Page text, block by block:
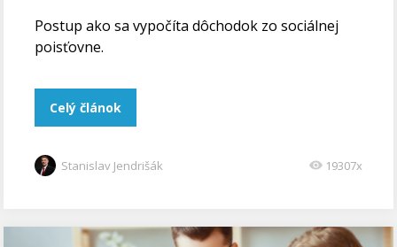
Postup ako sa vypočíta dôchodok zo sociálnej
poisťovne.
Celý článok
Stanislav Jendrišák 19307x